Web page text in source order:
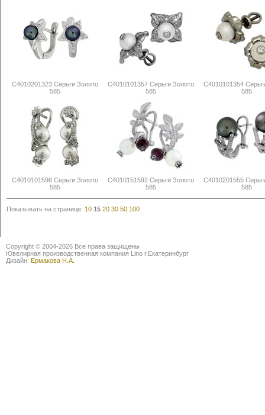
С4010201323 Серьги Золото
585
С4010101357 Серьги Золото
585
С4010101354
585
С4010101598 Серьги Золото
585
С4010151592 Серьги Золото
585
С4010201555
585
Показывать на странице: 10 15 20 30 50 100
Copyright © 2004-2026 Все права защищены
Ювелирная производственная компания Lino г.Екатеринбург
Дизайн: Ермакова Н.А.